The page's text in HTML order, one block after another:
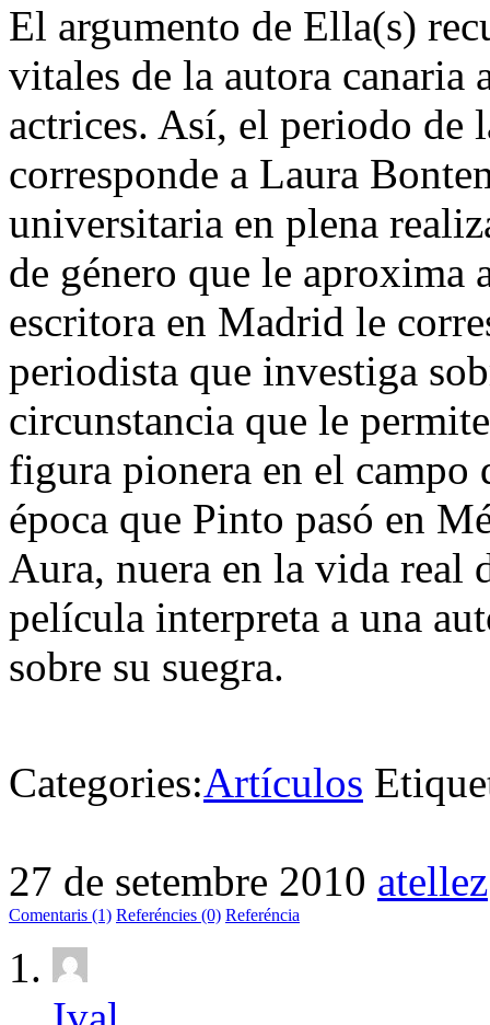
El argumento de Ella(s)
vitales de la autora canaria
actrices. Así, el periodo de
corresponde a Laura
universitaria en plena
de género que le aproxima
escritora en Madrid le
periodista que investiga
circunstancia que le
figura pionera en el campo
época que Pinto pasó en
Aura, nuera en la vida real
película interpreta a una
sobre su suegra.
Categories:Artículos
27 de setembre 2010 atellez
Comentaris (1) Referéncies (0) Referéncia